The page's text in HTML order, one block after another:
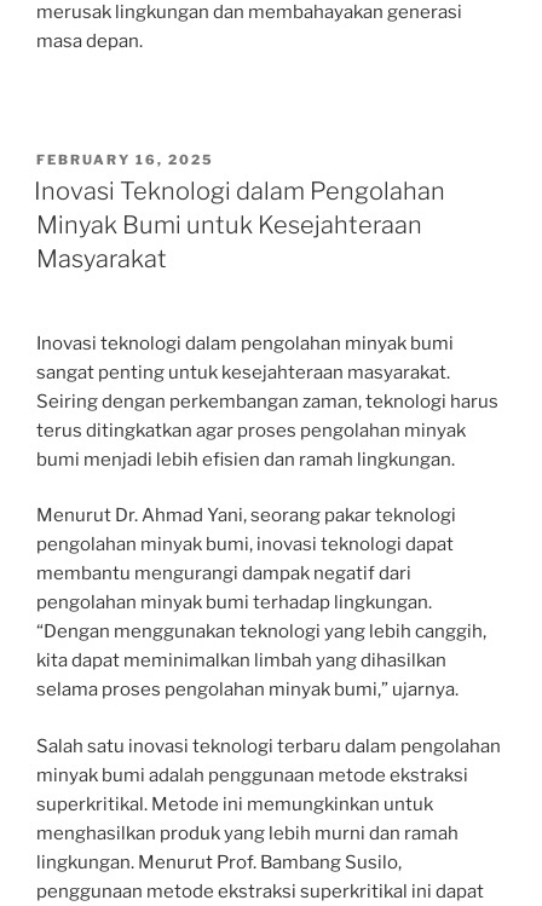
merusak lingkungan dan membahayakan generasi
masa depan.
POSTED
ON
FEBRUARY 16, 2025
Inovasi Teknologi dalam Pengolahan
Minyak Bumi untuk Kesejahteraan
Masyarakat
Inovasi teknologi dalam pengolahan minyak bumi
sangat penting untuk kesejahteraan masyarakat.
Seiring dengan perkembangan zaman, teknologi harus
terus ditingkatkan agar proses pengolahan minyak
bumi menjadi lebih efisien dan ramah lingkungan.
Menurut Dr. Ahmad Yani, seorang pakar teknologi
pengolahan minyak bumi, inovasi teknologi dapat
membantu mengurangi dampak negatif dari
pengolahan minyak bumi terhadap lingkungan.
“Dengan menggunakan teknologi yang lebih canggih,
kita dapat meminimalkan limbah yang dihasilkan
selama proses pengolahan minyak bumi,” ujarnya.
Salah satu inovasi teknologi terbaru dalam pengolahan
minyak bumi adalah penggunaan metode ekstraksi
superkritikal. Metode ini memungkinkan untuk
menghasilkan produk yang lebih murni dan ramah
lingkungan. Menurut Prof. Bambang Susilo,
penggunaan metode ekstraksi superkritikal ini dapat